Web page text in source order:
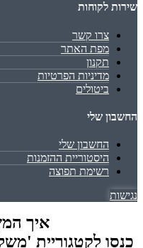
שירות לקוחות
צרו קשר
מפת האתר
תקנון
מדיניות הפרטיות
ביטולים
החשבון שלי
החשבון שלי
היסטוריית ההזמנות
רשימת תפוצה
נגישות
איך
כנסו לקטגוריית